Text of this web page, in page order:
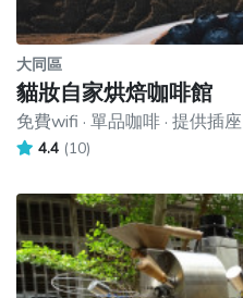
大同區
貓妝自家烘焙咖啡館
免費wifi · 單品咖啡 · 提供插座
4.4 (10)